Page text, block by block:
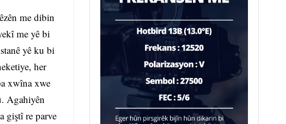
me dibin
me yê bi
yê ku bi
her
xwîna xwe
Agahiyên
giştî re parve